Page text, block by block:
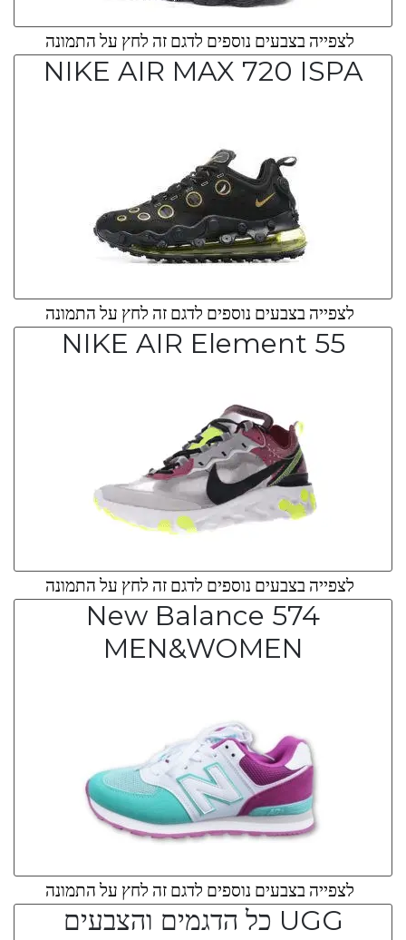
לצפייה בצבעים נוספים לדגם זה לחץ על התמונה
NIKE AIR MAX 720 ISPA
לצפייה בצבעים נוספים לדגם זה לחץ על התמונה
NIKE AIR Element 55
לצפייה בצבעים נוספים לדגם זה לחץ על התמונה
New Balance 574
MEN&WOMEN
לצפייה בצבעים נוספים לדגם זה לחץ על התמונה
UGG כל הדגמים והצבעים